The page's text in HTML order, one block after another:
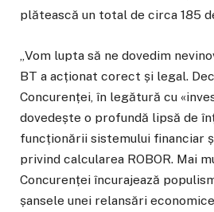
plătească un total de circa 185
„Vom lupta să ne dovedim
BT a acționat corect și legal.
Concurenței, în legătură cu
dovedește o profundă lipsă de
funcționării sistemului financiar
privind calcularea ROBOR. Mai
Concurenței încurajează
șansele unei relansări